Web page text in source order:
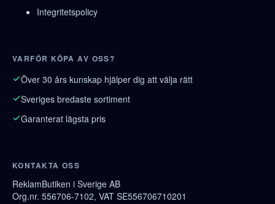
Integritetspolicy
VARFÖR KÖPA AV OSS?
Över 30 års kunskap hjälper dig att välja rätt
Sveriges bredaste sortiment
Garanterat lägsta pris
KONTAKTA OSS
ReklamButiken i Sverige AB
Org.nr. 556706-7102, VAT SE556706710201